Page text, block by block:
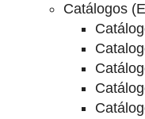
Catálogos